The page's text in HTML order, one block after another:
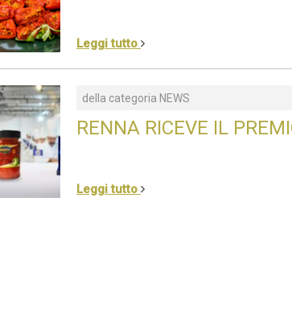
Leggi tutto
della categoria NEWS
RENNA RICEVE IL
Leggi tutto